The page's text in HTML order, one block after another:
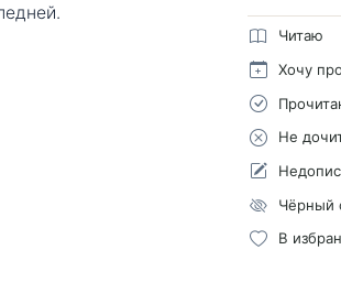
Читаю
Хочу
Не
Чёрный
В